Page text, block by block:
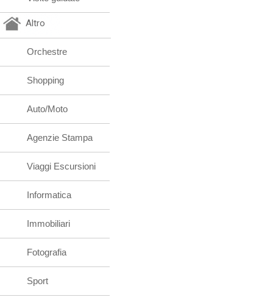
Altro
Orchestre
Shopping
Auto/Moto
Agenzie Stampa
Viaggi Escursioni
Informatica
Immobiliari
Fotografia
Sport